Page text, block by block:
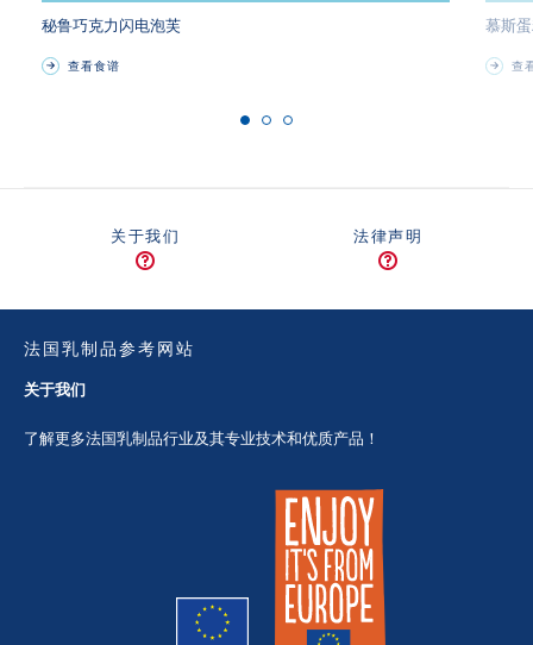
秘鲁巧克力闪电泡芙
查看食谱
慕斯
查
关于我们 法律声明
法国乳制品参考网站
关于我们
了解更多法国乳制品行业及其专业技术和优质产品！